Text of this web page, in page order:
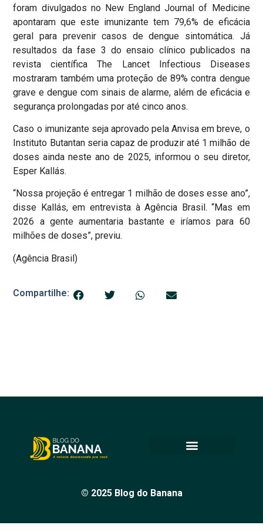
foram divulgados no New England Journal of Medicine
apontaram que este imunizante tem 79,6% de eficácia
geral para prevenir casos de dengue sintomática. Já
resultados da fase 3 do ensaio clínico publicados na
revista científica The Lancet Infectious Diseases
mostraram também uma proteção de 89% contra dengue
grave e dengue com sinais de alarme, além de eficácia e
segurança prolongadas por até cinco anos.
Caso o imunizante seja aprovado pela Anvisa em breve, o
Instituto Butantan seria capaz de produzir até 1 milhão de
doses ainda neste ano de 2025, informou o seu diretor,
Esper Kallás.
“Nossa projeção é entregar 1 milhão de doses esse ano”,
disse Kallás, em entrevista à Agência Brasil. “Mas em
2026 a gente aumentaria bastante e iríamos para 60
milhões de doses”, previu.
(Agência Brasil)
Compartilhe:
© 2025 Blog do Banana